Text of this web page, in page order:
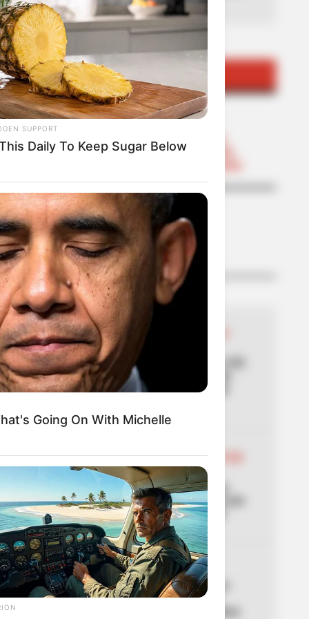
TEMAS DESTACADOS
EMERGENCIAS POR LLUVIAS
ELECCIONES PRESIDENCIALES
MARINILLA - ANTIOQUIA
LO MÁS LEÍDO
01INSTITUTO DE DESARROLLO
URBANO
IDU entrega puente de la 153
con gimnasio: el regalo de
cumpleaños a Bogotá que
02DÍA SIN CARRO Y SIN MOTO EN
BOGOTÁ
Alerta por falsa noticia en
Bogotá: lo que no pasará con
carros y motos en agosto
03ADULTOS MAYORES
Atención Colombia Mayor:
alistan gran cambio que
SUPPORT
Daily To Keep Sugar Below
Going On With Michelle